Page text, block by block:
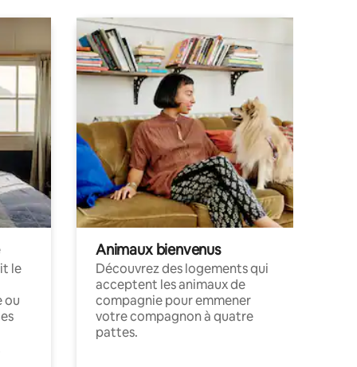
le
ou
Animaux bienvenus
Découvrez des logements qui
acceptent les animaux de
compagnie pour emmener
votre compagnon à quatre
pattes.